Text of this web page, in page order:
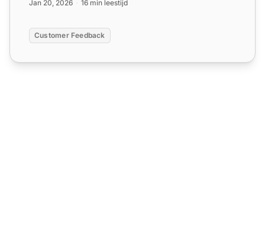
Jan 20, 2026 16 min leestijd
Customer Feedback